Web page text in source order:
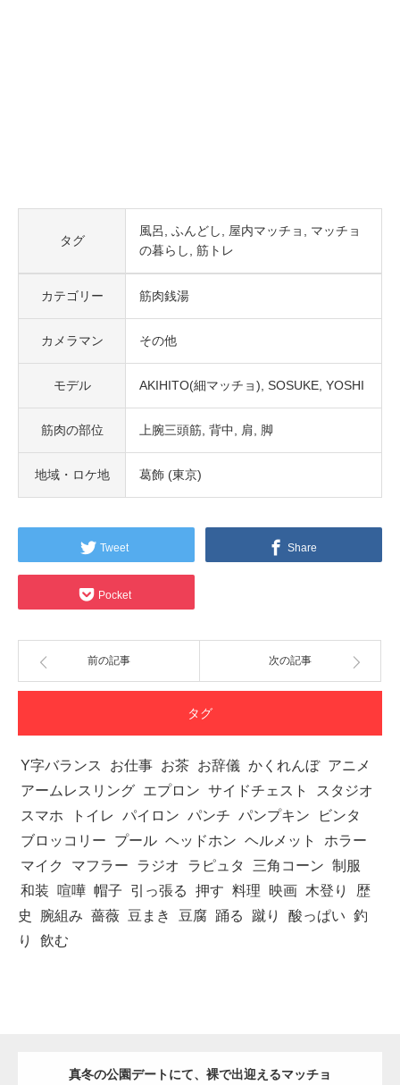
タグ
風呂 ふんどし 屋内マッチョ
マッチョ
の暮らし
筋トレ
カテゴリー 筋肉銭湯
カメラマン その他
モデル AKIHITO(細マッチョ) SOSUKE YOSHI
筋肉の部位 上腕三頭筋 背中 肩 脚
地域・ロケ地 葛飾 (東京)
Tweet Share
Pocket
前の記事 次の記事
タグ
Y字バランス お仕事 お茶 お辞儀 かくれんぼ アニメ
アームレスリング エプロン サイドチェスト
スタジオ
スマホ
トイレ パイロン パンチ パンプキン
ビンタ
ブロッコリー
プール ヘッドホン ヘルメット
ホラー
マイク
マフラー ラジオ ラピュタ 三角コーン 制服
和装
喧嘩 帽子 引っ張る 押す 料理 映画 木登り
歴
史
腕組み 薔薇 豆まき 豆腐 踊る 蹴り 酸っぱい 釣
り
飲む
真冬の公園デートにて、裸で出迎えるマッチョ